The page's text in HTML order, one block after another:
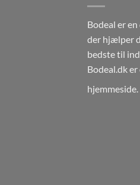
Bodeal er
der hjælper
bedste til
Bodeal.dk
hjemmeside.